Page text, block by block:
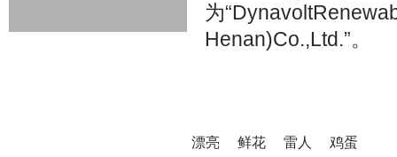
为
Henan)Co.,Ltd.”。
漂亮 鲜花 雷人 鸡蛋